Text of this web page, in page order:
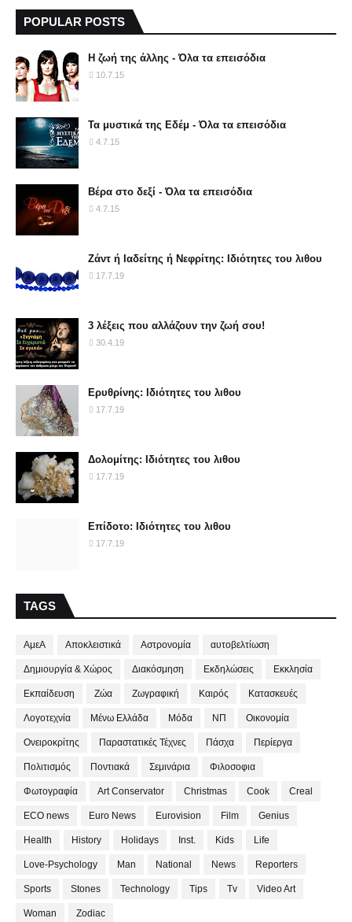
POPULAR POSTS
Η ζωή της άλλης - Όλα τα επεισόδια
10.7.15
Τα μυστικά της Εδέμ - Όλα τα επεισόδια
4.7.15
Βέρα στο δεξί - Όλα τα επεισόδια
4.7.15
Ζάντ ή Ιαδείτης ή Νεφρίτης: Ιδιότητες του λιθου
17.7.19
3 λέξεις που αλλάζουν την ζωή σου!
30.4.19
Ερυθρίνης: Ιδιότητες του λιθου
17.7.19
Δολομίτης: Ιδιότητες του λιθου
17.7.19
Επίδοτο: Ιδιότητες του λιθου
17.7.19
TAGS
ΑμεΑ Αποκλειστικά Αστρονομία αυτοβελτίωση
Δημιουργία & Χώρος Διακόσμηση Εκδηλώσεις Εκκλησία
Εκπαίδευση Ζώα Ζωγραφική Καιρός Κατασκευές
Λογοτεχνία Μένω Ελλάδα Μόδα ΝΠ Οικονομία
Ονειροκρίτης Παραστατικές Τέχνες Πάσχα Περίεργα
Πολιτισμός Ποντιακά Σεμινάρια Φιλοσοφια
Φωτογραφία Art Conservator Christmas Cook Creal
ECO news Euro News Eurovision Film Genius
Health History Holidays Inst. Kids Life
Love-Psychology Man National News Reporters
Sports Stones Technology Tips Tv Video Art
Woman Zodiac